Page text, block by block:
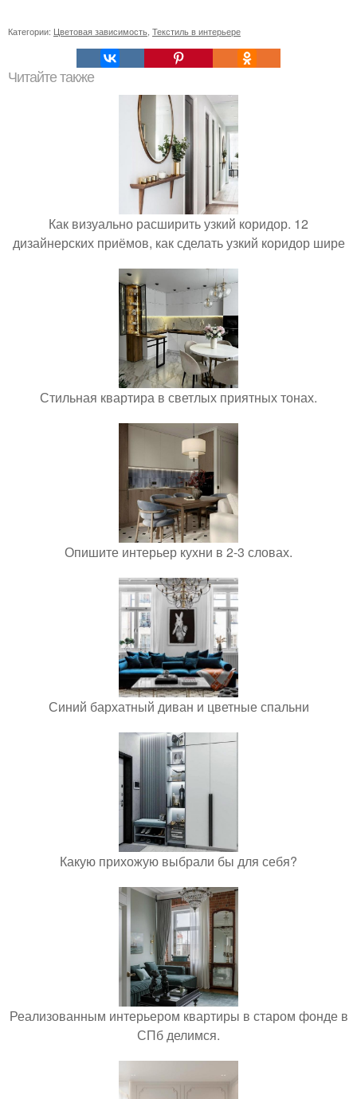
Категории: Цветовая зависимость Текстиль в интерьере
Читайте также
Как визуально расширить узкий коридор. 12
дизайнерских приёмов, как сделать узкий коридор шире
Стильная квартира в светлых приятных тонах.
Опишите интерьер кухни в 2-3 словах.
Синий бархатный диван и цветные спальни
Какую прихожую выбрали бы для себя?
Реализованным интерьером квартиры в старом фонде в
СПб делимся.